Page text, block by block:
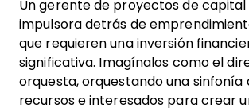
Un gerente de proyectos de capital
impulsora detrás de
que requieren una inversión
significativa. Imagínalos como el
orquesta, orquestando una sinfonía
recursos e interesados para crear